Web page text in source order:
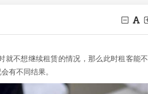
不想继续租赁的情况，那么此时租客能不
有不同结果。